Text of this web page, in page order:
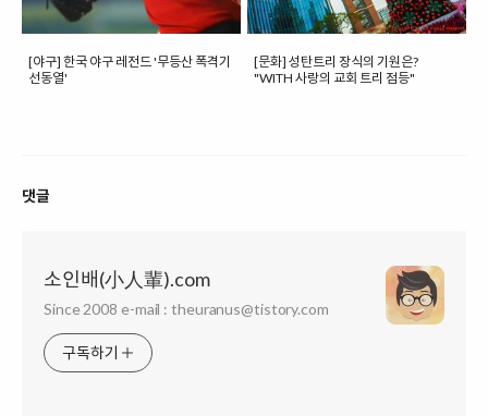
[야구] 한국 야구 레전드 '무등산 폭격기
선동열'
[문화] 성탄트리 장식의 기원은?
"WITH 사랑의 교회 트리 점등"
댓글
소인배(小人輩).com
Since 2008 e-mail : theuranus@tistory.com
구독하기